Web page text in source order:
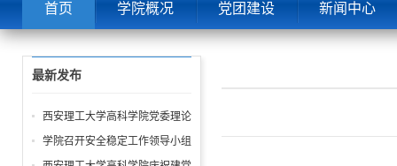
首页 学院概况 党团建设 新闻中心
最新发布
西安理工大学高科学院党委理论
中心组第6次学习聚焦“潜绩”与
“显绩”
学院召开安全稳定工作领导小组
会议 全面部署暑期及秋季开学